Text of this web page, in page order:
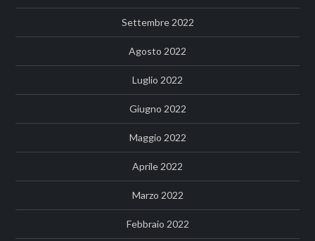
Settembre 2022
Agosto 2022
Luglio 2022
Giugno 2022
Maggio 2022
Aprile 2022
Marzo 2022
Febbraio 2022